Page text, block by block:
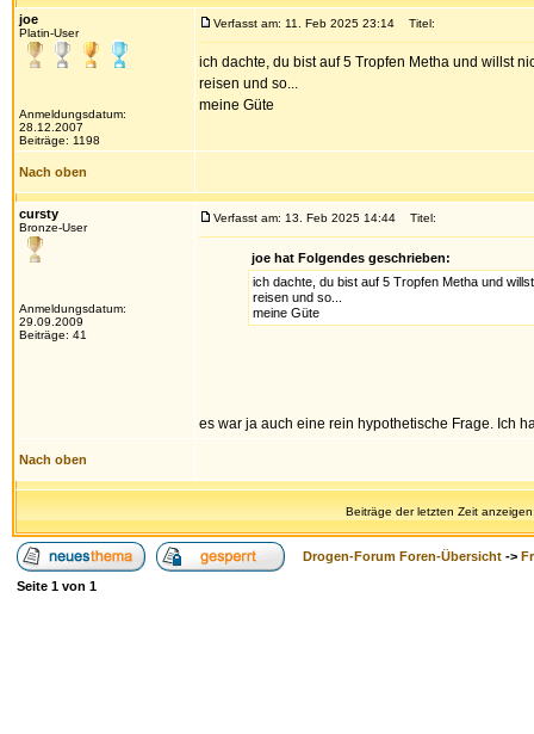
joe
Platin-User
Anmeldungsdatum:
28.12.2007
Beiträge: 1198
Verfasst am: 11. Feb 2025 23:14 Titel:
ich dachte, du bist auf 5 Tropfen Metha und willst
reisen und so...
meine Güte
Nach oben
cursty
Bronze-User
Anmeldungsdatum:
29.09.2009
Beiträge: 41
Verfasst am: 13. Feb 2025 14:44 Titel:
joe hat Folgendes geschrieben:
ich dachte, du bist auf 5 Tropfen Metha und
reisen und so...
meine Güte
es war ja auch eine rein hypothetische Frage. Ich
Nach oben
Beiträge der letzten Zeit
Drogen-Forum Foren-Übersicht ->
Seite 1 von 1